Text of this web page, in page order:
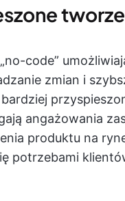
code”
zmian i
angażowania
produktu na
potrzebami